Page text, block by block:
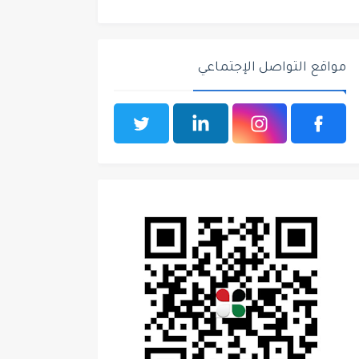
مواقع التواصل الإجتماعي